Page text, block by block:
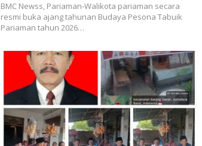
BMC Newss, Pariaman-Walikota pariaman secara
resmi buka ajang tahunan Budaya Pesona Tabuik
Pariaman tahun 2026…